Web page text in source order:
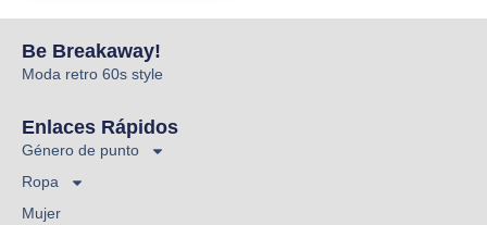
Be Breakaway!
Moda retro 60s style
Enlaces Rápidos
Género de punto
Ropa
Mujer